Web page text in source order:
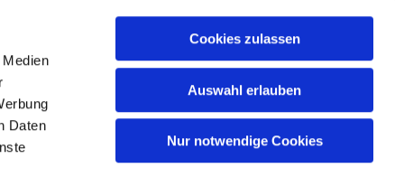
Daten
Cookies zulassen
Auswahl erlauben
Nur notwendige Cookies
• 18439 Stralsund